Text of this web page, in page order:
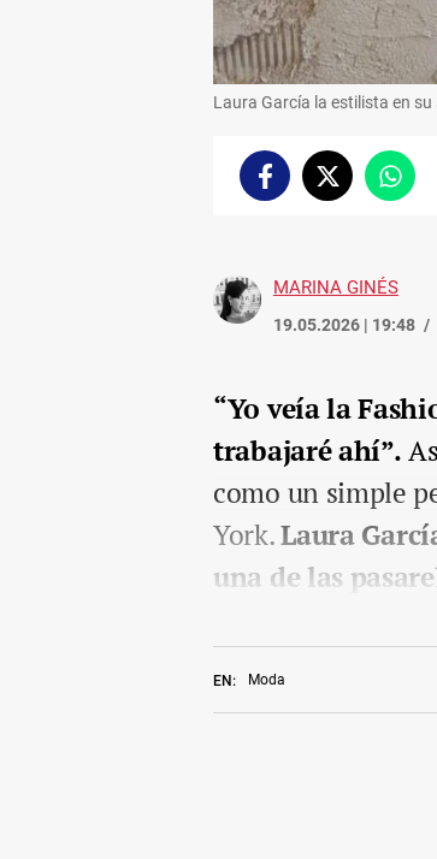
Laura García la estilista en
FacebookTwitter
MARINA GINÉS
19.05.2026 | 19:48
EN: Moda
“Yo veía la
trabajaré ahí”.
como un simple
York.Laura
una de las